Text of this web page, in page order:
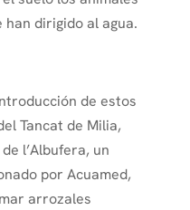
dirigido al agua.
de estos
Tancat de Milia,
l’Albufera, un
por Acuamed,
arrozales